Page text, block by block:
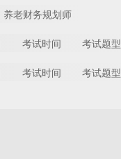
养老财务规划师
考试时间 考试题型
考试时间 考试题型